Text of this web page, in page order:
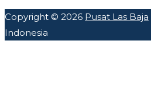
Copyright © 2026 Pusat Las Baja
Indonesia